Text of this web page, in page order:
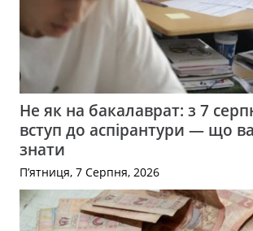
Не як на бакалаврат: з 7
вступ до аспірантури — що
знати
П’ятниця, 7 Серпня, 2026